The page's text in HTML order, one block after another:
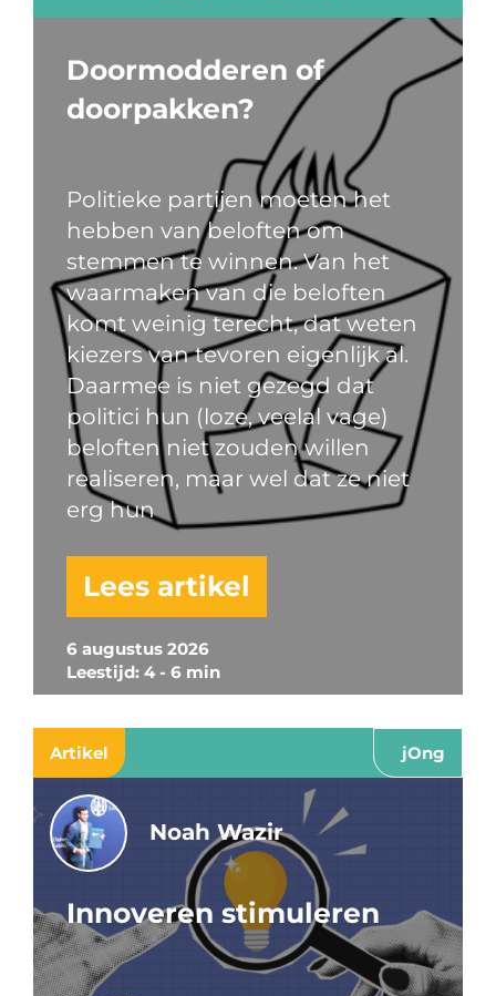
6 augustus 2026
Leestijd: 4 - 6 min
Doormodderen of
doorpakken?
Politieke partijen moeten het
hebben van beloften om
stemmen te winnen. Van het
waarmaken van die beloften
komt weinig terecht, dat weten
kiezers van tevoren eigenlijk al.
Daarmee is niet gezegd dat
politici hun (loze, veelal vage)
beloften niet zouden willen
realiseren, maar wel dat ze niet
erg hun
Lees artikel
Artikel jOng
Noah Wazir
Innoveren stimuleren